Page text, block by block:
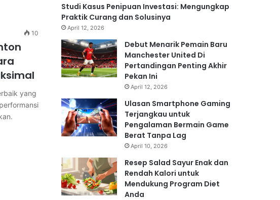
10
yang
Studi Kasus Penipuan Investasi: Mengungkap
Praktik Curang dan Solusinya
April 12, 2026
Debut Menarik Pemain Baru
Manchester United Di
Pertandingan Penting Akhir
Pekan Ini
April 12, 2026
Ulasan Smartphone Gaming
Terjangkau untuk
Pengalaman Bermain Game
Berat Tanpa Lag
April 10, 2026
Resep Salad Sayur Enak dan
Rendah Kalori untuk
Mendukung Program Diet
Anda